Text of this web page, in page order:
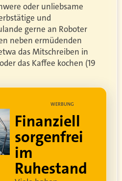
oder unliebsame
und
gerne an Roboter
neben ermüdenden
das Mitschreiben in
das Kaffee kochen (19
WERBUNG
dein
Leben
in den
zu blicken,
esprofessionelle